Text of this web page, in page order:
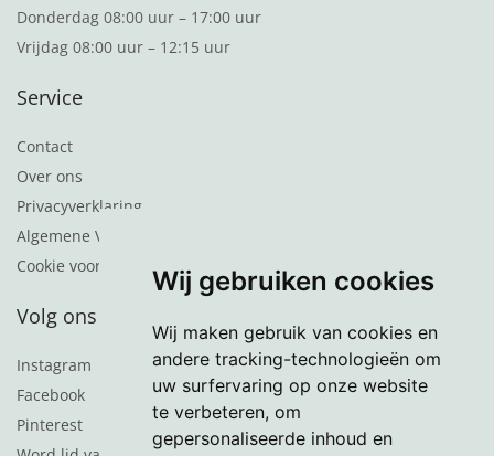
Wij gebruiken cookies
Wij maken gebruik van cookies en
andere tracking-technologieën om
uw surfervaring op onze website
te verbeteren, om
gepersonaliseerde inhoud en
Donderdag 08:00 uur – 17:00 uur
Vrijdag 08:00 uur – 12:15 uur
Service
Contact
Over ons
Privacyverklaring
Algemene Voorwaarden
Cookie voorkeuren
Volg ons
Instagram
Facebook
Pinterest